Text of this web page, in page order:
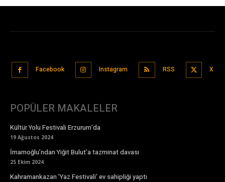
Facebook Instagram RSS X
POPÜLER MAKALELER
Kültür Yolu Festivali Erzurum’da
19 Ağustos 2024
İmamoğlu’ndan Yiğit Bulut’a tazminat davası
25 Ekim 2024
Kahramankazan ’Yaz Festivali’ ev sahipliği yaptı